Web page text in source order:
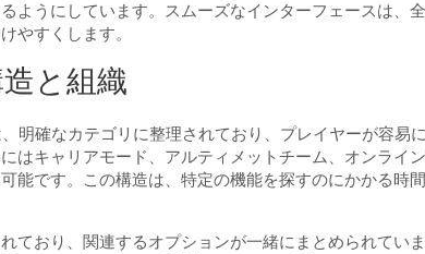
ようにしています。スムーズなインターフェースは、
やすくします。
と組織
明確なカテゴリに整理されており、プレイヤーが容易
はキャリアモード、アルティメットチーム、オンライ
能です。この構造は、特定の機能を探すのにかかる時
ており、関連するオプションが一緒にまとめられてい